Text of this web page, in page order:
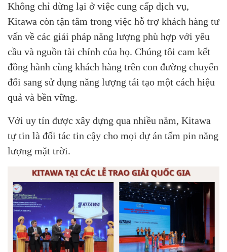
Không chỉ dừng lại ở việc cung cấp dịch vụ,
Kitawa còn tận tâm trong việc hỗ trợ khách hàng tư
vấn về các giải pháp năng lượng phù hợp với yêu
cầu và nguồn tài chính của họ. Chúng tôi cam kết
đồng hành cùng khách hàng trên con đường chuyển
đổi sang sử dụng năng lượng tái tạo một cách hiệu
quả và bền vững.
Với uy tín được xây dựng qua nhiều năm, Kitawa
tự tin là đối tác tin cậy cho mọi dự án tấm pin năng
lượng mặt trời.